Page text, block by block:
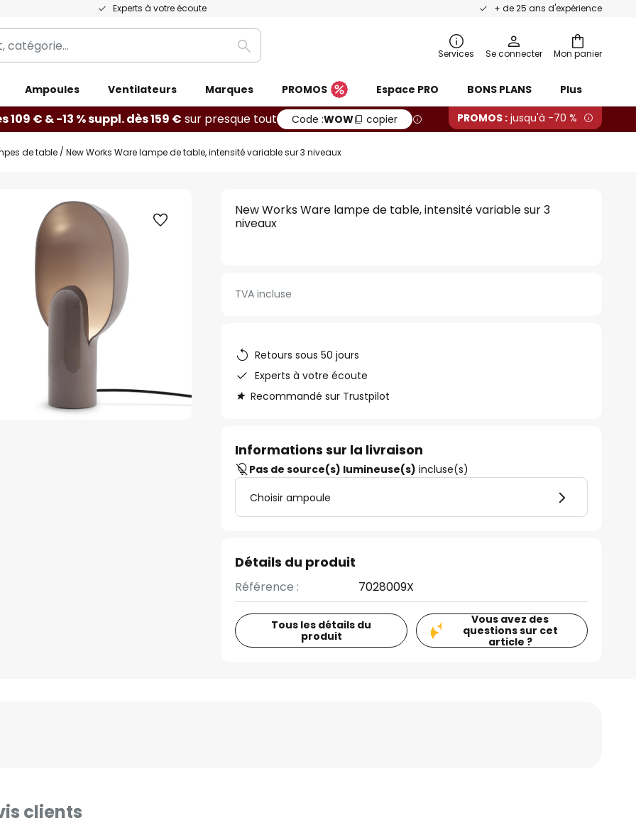
Experts à votre écoute + de 25 ans d'expérience
Mon panier
Rechercher Services Se connecter
Ampoules Ventilateurs Marques PROMOS Espace PRO BONS PLANS Plus
109 € & -13 % suppl. dès 159 € sur presque tout Code :WOW copier PROMOS : jusqu'à -70 %
de table New Works Ware lampe de table, intensité variable sur 3 niveaux
New Works Ware lampe de table, intensité variable sur 3
niveaux
TVA incluse
Retours sous 50 jours
Experts à votre écoute
Recommandé sur Trustpilot
Informations sur la livraison
Pas de source(s) lumineuse(s) incluse(s)
Choisir ampoule
Détails du produit
Référence : 7028009X
Tous les détails du
produit
Vous avez des
questions sur cet
article ?
clients